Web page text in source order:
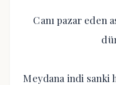
Canı pazar eden
Meydana indi sanki